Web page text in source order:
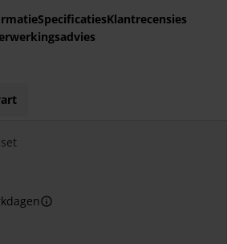
SpecificatiesKlantrecensies